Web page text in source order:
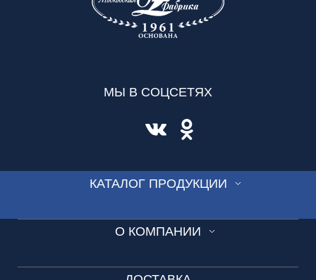
КАТАЛОГ ПРОДУКЦИИ
СТЕКЛО
О КОМПАНИИ
Производство
МЫ В СОЦСЕТЯХ